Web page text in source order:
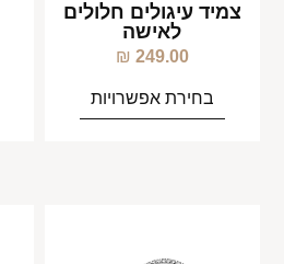
צמיד עיגולים חלולים
לאישה
249.00
₪
בחירת אפשרויות